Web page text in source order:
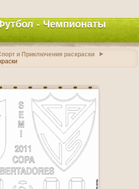
- Чемпионаты
и Приключения раскраски